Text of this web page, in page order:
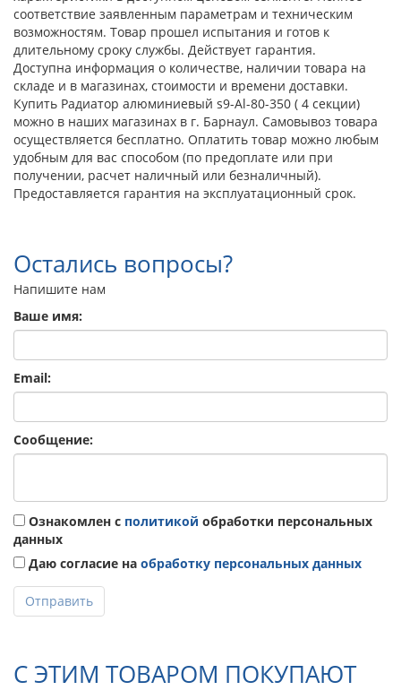
соответствие заявленным параметрам и техническим
возможностям. Товар прошел испытания и готов к
длительному сроку службы. Действует гарантия.
Доступна информация о количестве, наличии товара на
складе и в магазинах, стоимости и времени доставки.
Купить Радиатор алюминиевый s9-Аl-80-350 ( 4 секции)
можно в наших магазинах в г. Барнаул. Самовывоз товара
осуществляется бесплатно. Оплатить товар можно любым
удобным для вас способом (по предоплате или при
получении, расчет наличный или безналичный).
Предоставляется гарантия на эксплуатационный срок.
Остались вопросы?
Напишите нам
Ваше имя:
Email:
Сообщение:
Ознакомлен с политикой обработки персональных
данных
Даю согласие на обработку персональных данных
Отправить
С ЭТИМ ТОВАРОМ ПОКУПАЮТ